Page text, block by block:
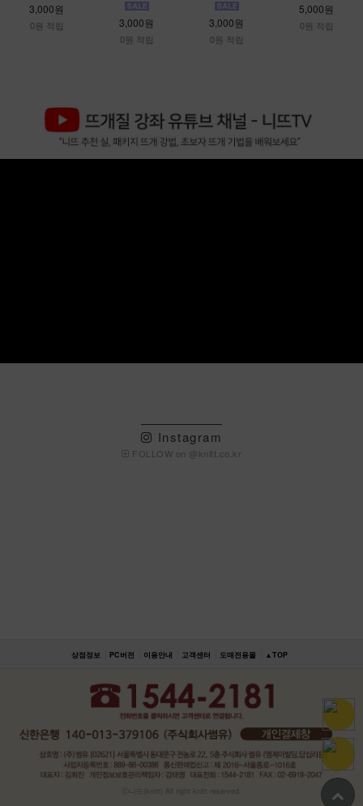
3,000원
0원 적립 3,000원
0원 적립
3,000원
0원 적립
5,000원
0원 적립
Instagram
FOLLOW on @knitt.co.kr
상점정보 PC버전 이용안내 고객센터 도매전용몰 ▲TOP
ⓒ니뜨(knitt) All right knitt reserved.